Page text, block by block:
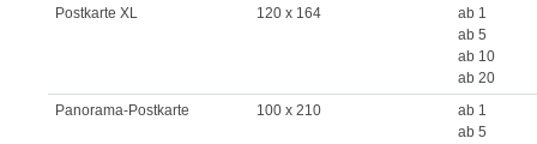
Postkarte XL
120 x 164
ab 1
ab 5
ab 10
ab 20
Panorama-Postkarte
100 x 210
ab 1
ab 5